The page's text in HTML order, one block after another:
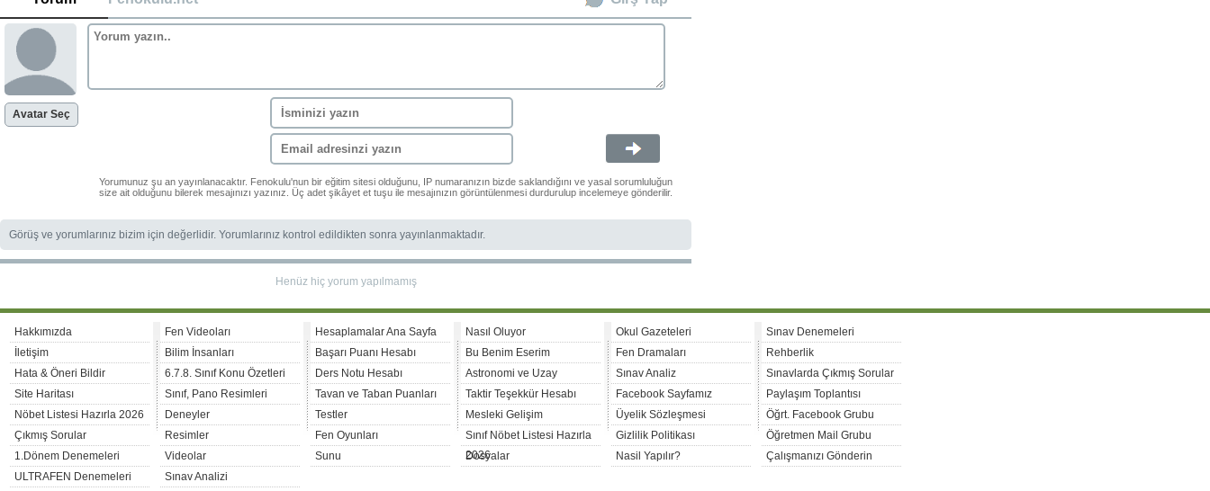
Avatar Seç
Yorumunuz şu an yayınlanacaktır. Fenokulu'nun bir eğitim sitesi olduğunu, IP numaranızın bizde saklandığını ve yasal sorumluluğun
size ait olduğunu bilerek mesajınızı yazınız. Üç adet şikâyet et tuşu ile mesajınızın görüntülenmesi durdurulup incelemeye gönderilir.
Görüş ve yorumlarınız bizim için değerlidir. Yorumlarınız kontrol edildikten sonra yayınlanmaktadır.
Henüz hiç yorum yapılmamış
Hakkımızda
İletişim
Hata & Öneri Bildir
Site Haritası
Nöbet Listesi Hazırla 2026
Çıkmış Sorular
1.Dönem Denemeleri
ULTRAFEN Denemeleri
Fen Videoları
Bilim İnsanları
6.7.8. Sınıf Konu Özetleri
Sınıf, Pano Resimleri
Deneyler
Resimler
Videolar
Sınav Analizi
Hesaplamalar Ana Sayfa
Başarı Puanı Hesabı
Ders Notu Hesabı
Tavan ve Taban Puanları
Testler
Fen Oyunları
Sunu
Nasıl Oluyor
Bu Benim Eserim
Astronomi ve Uzay
Taktir Teşekkür Hesabı
Mesleki Gelişim
Sınıf Nöbet Listesi Hazırla
2026
Dosyalar
Okul Gazeteleri
Fen Dramaları
Sınav Analiz
Facebook Sayfamız
Üyelik Sözleşmesi
Gizlilik Politikası
Nasil Yapılır?
Sınav Denemeleri
Rehberlik
Sınavlarda Çıkmış Sorular
Paylaşım Toplantısı
Öğrt. Facebook Grubu
Öğretmen Mail Grubu
Çalışmanızı Gönderin